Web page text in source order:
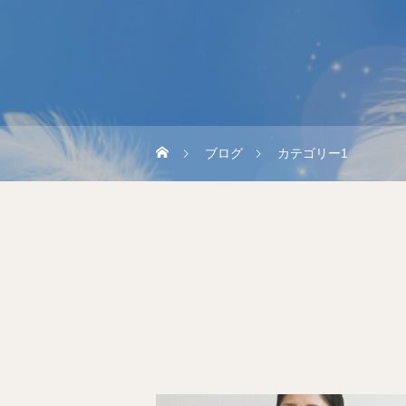
ブログ カテゴリー1